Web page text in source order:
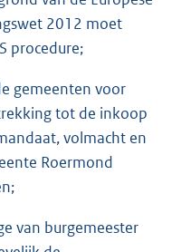
2012 moet
procedure;
gemeenten voor
tot de inkoop
volmacht en
Roermond
van burgemeester